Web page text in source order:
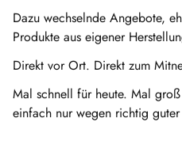
Dazu wechselnde Angebote,
Produkte aus eigener
Direkt vor Ort. Direkt zum
Mal schnell für heute. Mal
einfach nur wegen richtig guter